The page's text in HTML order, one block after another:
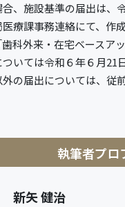
、施設基準の届出は、
療課事務連絡にて、
科外来・在宅ベース
いては令和６年６月
の届出については、従
新矢 健治